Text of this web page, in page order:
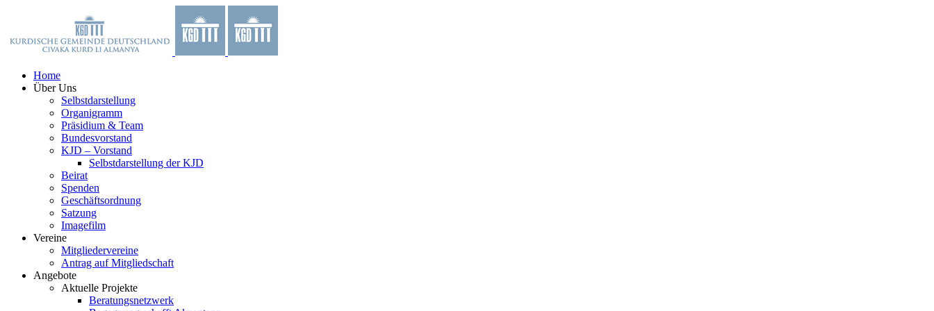
springen
Home
Über Uns
Selbstdarstellung
Organigramm
Präsidium & Team
Bundesvorstand
KJD – Vorstand
Selbstdarstellung der KJD
Beirat
Spenden
Geschäftsordnung
Satzung
Imagefilm
Vereine
Mitgliedervereine
Antrag auf Mitgliedschaft
Angebote
Aktuelle Projekte
Beratungsnetzwerk